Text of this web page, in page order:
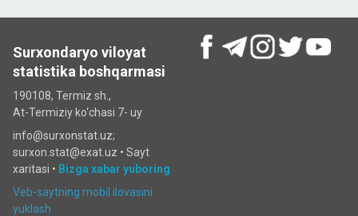
Surxondaryo viloyat
statistika boshqarmasi
190108, Termiz sh.,
At-Termiziy ko‘chasi 7- uy
info@surxonstat.uz;
surxon.stat@exat.uz • Sayt
xaritasi • Bizga xabar yuboring
Veb-saytning mobil ilovasini
yuklash